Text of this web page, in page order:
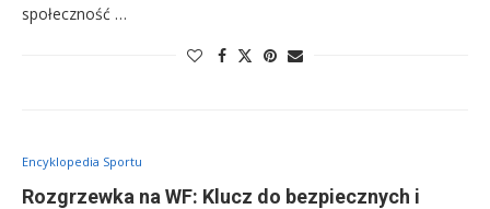
społeczność …
Encyklopedia Sportu
Rozgrzewka na WF: Klucz do bezpiecznych i